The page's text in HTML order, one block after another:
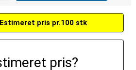
pris pr.100 stk
pris?